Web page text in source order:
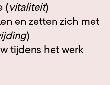
(vitaliteit)
en zetten zich met
)
tijdens het werk